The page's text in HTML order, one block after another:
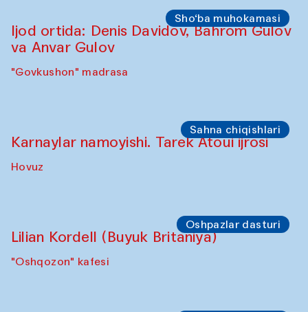
Sho‘ba muhokamasi
Ijod ortida: Denis Davidov, Bahrom Gulov
va Anvar Gulov
"Govkushon" madrasa
Sahna chiqishlari
Karnaylar namoyishi. Tarek Atoui ijrosi
Hovuz
Oshpazlar dasturi
Lilian Kordell (Buyuk Britaniya)
"Oshqozon" kafesi